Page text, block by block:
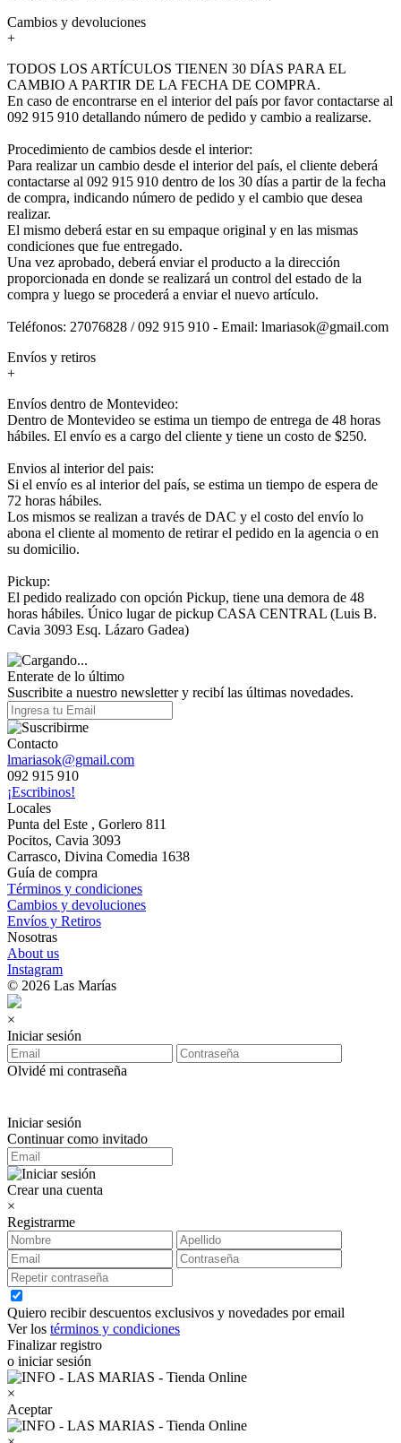
Cambios y devoluciones
+
TODOS LOS ARTÍCULOS TIENEN 30 DÍAS PARA EL
CAMBIO A PARTIR DE LA FECHA DE COMPRA.
En caso de encontrarse en el interior del país por favor contactarse al
092 915 910 detallando número de pedido y cambio a realizarse.
Procedimiento de cambios desde el interior:
Para realizar un cambio desde el interior del país, el cliente deberá
contactarse al 092 915 910 dentro de los 30 días a partir de la fecha
de compra, indicando número de pedido y el cambio que desea
realizar.
El mismo deberá estar en su empaque original y en las mismas
condiciones que fue entregado.
Una vez aprobado, deberá enviar el producto a la dirección
proporcionada en donde se realizará un control del estado de la
compra y luego se procederá a enviar el nuevo artículo.
Teléfonos: 27076828 / 092 915 910 - Email: lmariasok@gmail.com
Envíos y retiros
+
Envíos dentro de Montevideo:
Dentro de Montevideo se estima un tiempo de entrega de 48 horas
hábiles. El envío es a cargo del cliente y tiene un costo de $250.
Envios al interior del pais:
Si el envío es al interior del país, se estima un tiempo de espera de
72 horas hábiles.
Los mismos se realizan a través de DAC y el costo del envío lo
abona el cliente al momento de retirar el pedido en la agencia o en
su domicilio.
Pickup:
El pedido realizado con opción Pickup, tiene una demora de 48
horas hábiles. Único lugar de pickup CASA CENTRAL (Luis B.
Cavia 3093 Esq. Lázaro Gadea)
Enterate de lo último
Suscribite a nuestro newsletter y recibí las últimas novedades.
Contacto
lmariasok@gmail.com
092 915 910
¡Escribinos!
Locales
Punta del Este , Gorlero 811
Pocitos, Cavia 3093
Carrasco, Divina Comedia 1638
Guía de compra
Términos y condiciones
Cambios y devoluciones
Envíos y Retiros
Nosotras
About us
Instagram
© 2026 Las Marías
×
Iniciar sesión
Olvidé mi contraseña
Iniciar sesión
Continuar como invitado
Crear una cuenta
×
Registrarme
Quiero recibir descuentos exclusivos y novedades por email
Ver los términos y condiciones
Finalizar registro
o iniciar sesión
×
Aceptar